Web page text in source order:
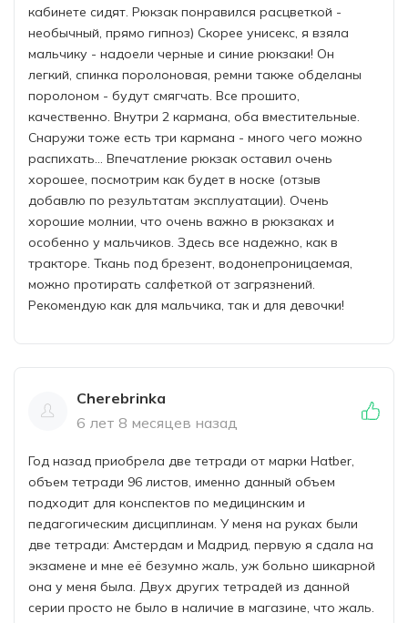
кабинете сидят. Рюкзак понравился расцветкой -
необычный, прямо гипноз) Скорее унисекс, я взяла
мальчику - надоели черные и синие рюкзаки! Он
легкий, спинка поролоновая, ремни также обделаны
поролоном - будут смягчать. Все прошито,
качественно. Внутри 2 кармана, оба вместительные.
Снаружи тоже есть три кармана - много чего можно
распихать... Впечатление рюкзак оставил очень
хорошее, посмотрим как будет в носке (отзыв
добавлю по результатам эксплуатации). Очень
хорошие молнии, что очень важно в рюкзаках и
особенно у мальчиков. Здесь все надежно, как в
тракторе. Ткань под брезент, водонепроницаемая,
можно протирать салфеткой от загрязнений.
Рекомендую как для мальчика, так и для девочки!
Cherebrinka
6 лет 8 месяцев назад
Год назад приобрела две тетради от марки Hatber,
объем тетради 96 листов, именно данный объем
подходит для конспектов по медицинским и
педагогическим дисциплинам. У меня на руках были
две тетради: Амстердам и Мадрид, первую я сдала на
экзамене и мне её безумно жаль, уж больно шикарной
она у меня была. Двух других тетрадей из данной
серии просто не было в наличие в магазине, что жаль.